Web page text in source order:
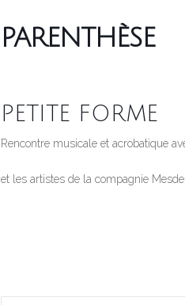
PARENTHÈSE
PETITE FORME
Rencontre musicale et acrobatique
et les artistes de la compagnie